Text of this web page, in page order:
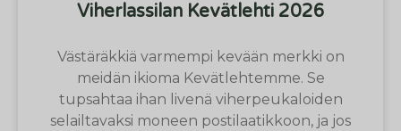
Viherlassilan Kevätlehti 2026
Västäräkkiä varmempi kevään merkki on
meidän ikioma Kevätlehtemme. Se
tupsahtaa ihan livenä viherpeukaloiden
selailtavaksi moneen postilaatikkoon, ja jos